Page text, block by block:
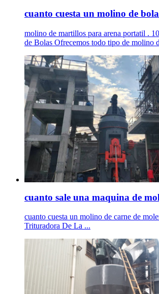
cuanto cuesta un molino de
molino de martillos para arena portatil .
de Bolas Ofrecemos todo tipo de molino
cuanto sale una maquina de
cuanto cuesta un molino de carne de
Trituradora De La ...